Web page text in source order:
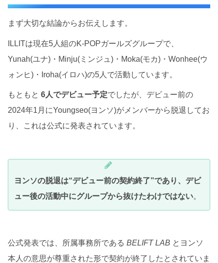
まず大切な結論からお伝えします。
ILLITは現在5人組のK-POPガールズグループで、
Yunah(ユナ)・Minju(ミンジュ)・Moka(モカ)・Wonhee(ウ
ォンヒ)・Iroha(イロハ)の5人で活動しています。
もともと 6人でデビュー予定でしたが、デビュー前の
2024年1月にYoungseo(ヨンソ)がメンバーから脱退してお
り、これは公式に発表されています。
ヨンソの脱退は“デビュー前の契約終了”であり、デビ
ュー後の活動中にグループから抜けたわけではない。
公式発表では、所属事務所である BELIFT LAB とヨンソ
本人の意思が尊重された形で契約が終了したとされていま